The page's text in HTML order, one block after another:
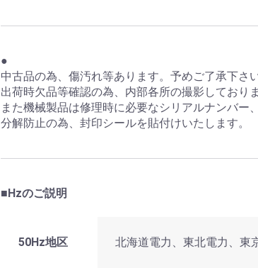
●
中古品の為、傷汚れ等あります。予めご了承下さい
出荷時欠品等確認の為、内部各所の撮影しておりま
また機械製品は修理時に必要なシリアルナンバー
分解防止の為、封印シールを貼付けいたします。
■Hzのご説明
50Hz地区 北海道電力、東北電力、東